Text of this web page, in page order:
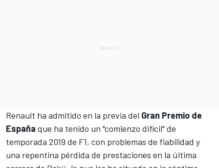
Renault ha admitido en la previa del Gran Premio de
España que ha tenido un "comienzo difícil" de
temporada 2019 de F1, con problemas de fiabilidad y
una repentina pérdida de prestaciones en la última